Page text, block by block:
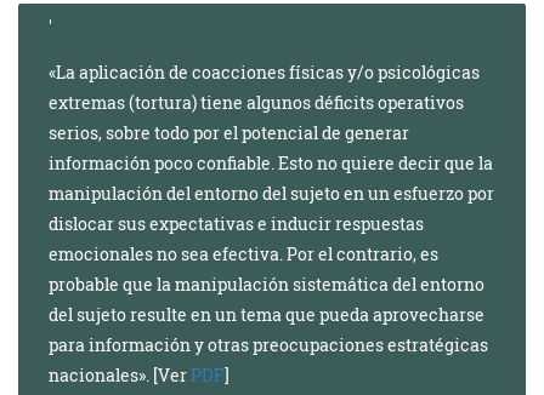
«La aplicación de coacciones físicas y/o psicológicas
extremas (tortura) tiene algunos déficits operativos
serios, sobre todo por el potencial de generar
información poco confiable. Esto no quiere decir que la
manipulación del entorno del sujeto en un esfuerzo por
dislocar sus expectativas e inducir respuestas
emocionales no sea efectiva. Por el contrario, es
probable que la manipulación sistemática del entorno
del sujeto resulte en un tema que pueda aprovecharse
para información y otras preocupaciones estratégicas
nacionales». [VerPDF]